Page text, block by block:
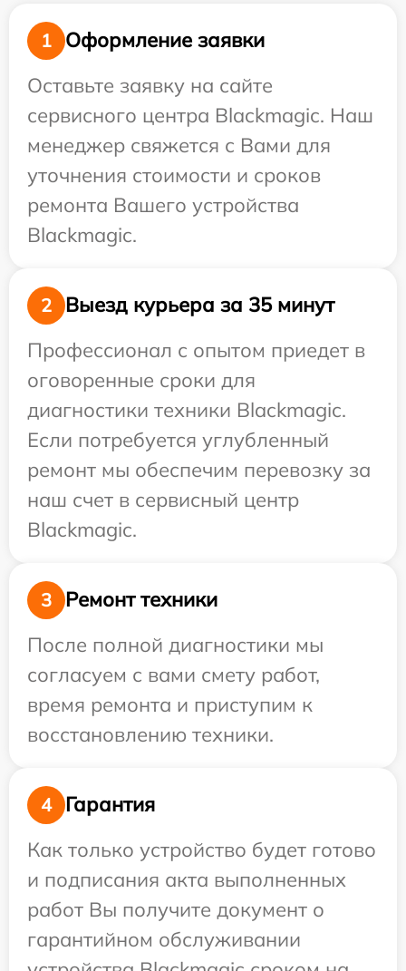
1
Оформление заявки
Оставьте заявку на сайте
сервисного центра Blackmagic. Наш
менеджер свяжется с Вами для
уточнения стоимости и сроков
ремонта Вашего устройства
Blackmagic.
2
Выезд курьера за 35 минут
Профессионал с опытом приедет в
оговоренные сроки для
диагностики техники Blackmagic.
Если потребуется углубленный
ремонт мы обеспечим перевозку за
наш счет в сервисный центр
Blackmagic.
3
Ремонт техники
После полной диагностики мы
согласуем с вами смету работ,
время ремонта и приступим к
восстановлению техники.
4
Гарантия
Как только устройство будет готово
и подписания акта выполненных
работ Вы получите документ о
гарантийном обслуживании